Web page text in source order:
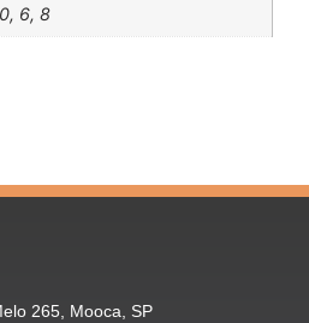
6, 8
265, Mooca, SP